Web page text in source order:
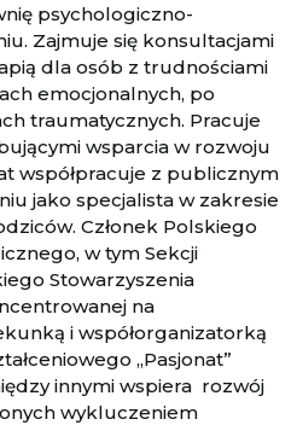
psychologiczno-
Zajmuje się konsultacjami
dla osób z trudnościami
emocjonalnych, po
traumatycznych. Pracuje
wsparcia w rozwoju
współpracuje z publicznym
jako specjalista w zakresie
Członek Polskiego
w tym Sekcji
Stowarzyszenia
na
i współorganizatorką
„Pasjonat”
innymi wspiera rozwój
wykluczeniem